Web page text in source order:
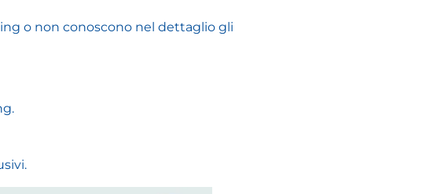
o non conoscono nel dettaglio gli